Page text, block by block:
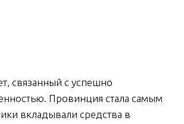
связанный с успешно
Провинция стала самым
вкладывали средства в